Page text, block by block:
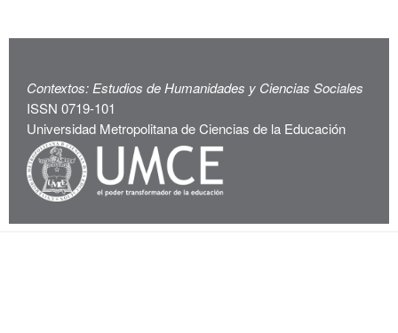
Contextos: Estudios de Humanidades y Ciencias Sociales
ISSN 0719-101
Universidad Metropolitana de Ciencias de la Educación